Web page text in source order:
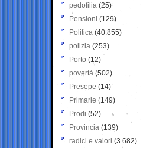
pedofilia (25)
Pensioni (129)
Politica (40.855)
polizia (253)
Porto (12)
povertà (502)
Presepe (14)
Primarie (149)
Prodi (52)
Provincia (139)
radici e valori (3.682)